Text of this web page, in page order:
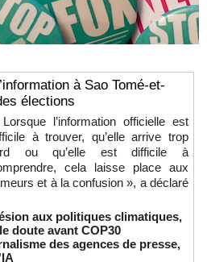
à Sao Tomé-et-
élections
l’information officielle est
à trouver, qu’elle arrive trop
ou qu’elle est difficile à
cela laisse place aux
et à la confusion », a déclaré
aux politiques climatiques,
doute avant COP30
des agences de presse,